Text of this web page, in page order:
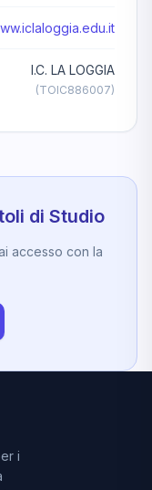
I.C. LA LOGGIA
(TOIC886007)
di Studio
accesso con la
i